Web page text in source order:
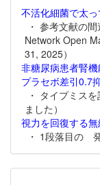
不活化細菌で太
・ 参考文献の
Network Open
31, 2025）
非糖尿病患者腎
プラセボ差引0.7
・ タイプミス
ました）
視力を回復する
・ 1段落目の